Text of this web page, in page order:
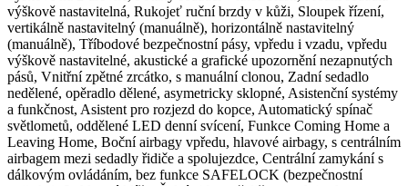
výškově nastavitelná, Rukojeť ruční brzdy v kůži, Sloupek řízení,
vertikálně nastavitelný (manuálně), horizontálně nastavitelný
(manuálně), Tříbodové bezpečnostní pásy, vpředu i vzadu, vpředu
výškově nastavitelné, akustické a grafické upozornění nezapnutých
pásů, Vnitřní zpětné zrcátko, s manuální clonou, Zadní sedadlo
nedělené, opěradlo dělené, asymetricky sklopné, Asistenční systémy
a funkčnost, Asistent pro rozjezd do kopce, Automatický spínač
světlometů, oddělené LED denní svícení, Funkce Coming Home a
Leaving Home, Boční airbagy vpředu, hlavové airbagy, s centrálním
airbagem mezi sedadly řidiče a spolujezdce, Centrální zamykání s
dálkovým ovládáním, bez funkce SAFELOCK (bezpečnostní